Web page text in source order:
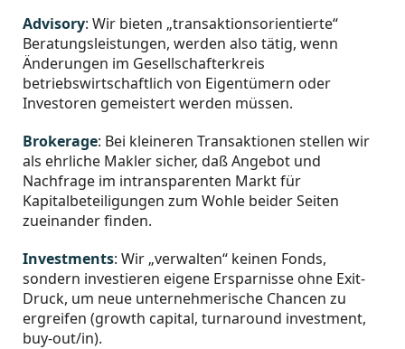
Advisory: Wir bieten „transaktionsorientierte“
Beratungsleistungen, werden also tätig, wenn
Änderungen im Gesellschafterkreis
betriebswirtschaftlich von Eigentümern oder
Investoren gemeistert werden müssen.
Brokerage: Bei kleineren Transaktionen stellen wir
als ehrliche Makler sicher, daß Angebot und
Nachfrage im intransparenten Markt für
Kapitalbeteiligungen zum Wohle beider Seiten
zueinander finden.
Investments: Wir „verwalten“ keinen Fonds,
sondern investieren eigene Ersparnisse ohne Exit-
Druck, um neue unternehmerische Chancen zu
ergreifen (growth capital, turnaround investment,
buy-out/in).